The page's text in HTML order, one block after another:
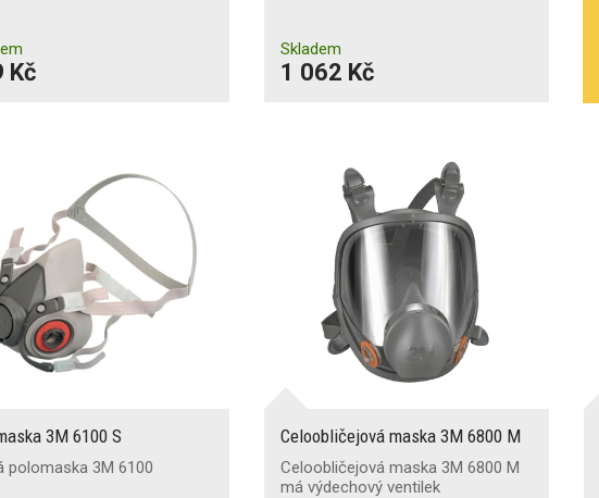
Kč
Skladem
1 062 Kč
3M 6100 S
polomaska 3M 6100
Celoobličejová maska 3M 6800 M
Celoobličejová maska 3M 6800 M
má výdechový ventilek